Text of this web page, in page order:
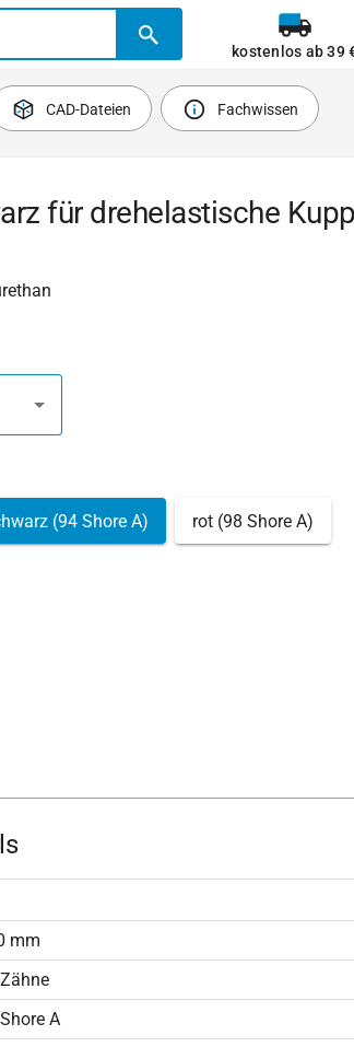
kostenlos ab 39
CAD-Dateien Fachwissen
für drehelastische
(94 Shore A) rot (98 Shore A)
mm
A